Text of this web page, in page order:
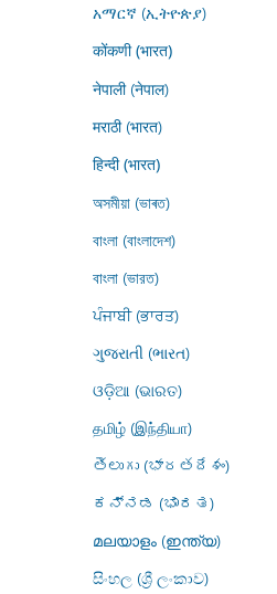
አማርኛ (ኢትዮጵያ)
कोंकणी (भारत)
नेपाली (नेपाल)
मराठी (भारत)
हिन्दी (भारत)
অসমীয়া (ভাৰত)
বাংলা (বাংলাদেশ)
বাংলা (ভারত)
ਪੰਜਾਬੀ (ਭਾਰਤ)
ગુજરાતી (ભારત)
ଓଡ଼ିଆ (ଭାରତ)
தமிழ் (இந்தியா)
తెలుగు (భారతదేశం)
ಕನ್ನಡ (ಭಾರತ)
മലയാളം (ഇന്ത്യ)
සිංහල (ශ්‍රී ලංකාව)